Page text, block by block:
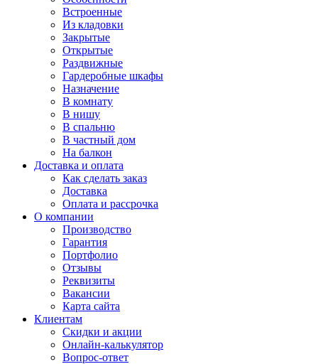
Встроенные
Из кладовки
Закрытые
Открытые
Раздвижные
Гардеробные шкафы
Назначение
В комнату
В нишу
В спальню
В частный дом
На балкон
Доставка и оплата
Как сделать заказ
Доставка
Оплата и рассрочка
О компании
Производство
Гарантия
Портфолио
Отзывы
Реквизиты
Вакансии
Карта сайта
Клиентам
Скидки и акции
Онлайн-калькулятор
Вопрос-ответ